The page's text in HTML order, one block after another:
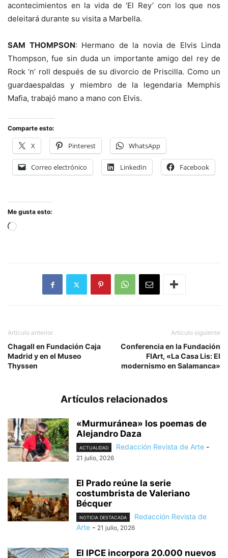
acontecimientos en la vida de ‘El Rey’ con los que nos
deleitará durante su visita a Marbella.
SAM THOMPSON: Hermano de la novia de Elvis Linda
Thompson, fue sin duda un importante amigo del rey de
Rock ‘n’ roll después de su divorcio de Priscilla. Como un
guardaespaldas y miembro de la legendaria Memphis
Mafia, trabajó mano a mano con Elvis.
Comparte esto:
X Pinterest WhatsApp
Correo electrónico LinkedIn Facebook
Me gusta esto:
Cargando...
Artículo anterior
Chagall en Fundación Caja
Madrid y en el Museo
Thyssen
Artículo siguiente
Conferencia en la Fundación
FIArt, «La Casa Lis: El
modernismo en Salamanca»
Artículos relacionados
«Murmuránea» los poemas de
Alejandro Daza
ACTUALIDAD Redacción Revista de Arte -
21 julio, 2026
El Prado reúne la serie
costumbrista de Valeriano
Bécquer
NOTICIA DESTACADA
Redacción Revista de
Arte - 21 julio, 2026
El IPCE incorpora 20.000 nuevos